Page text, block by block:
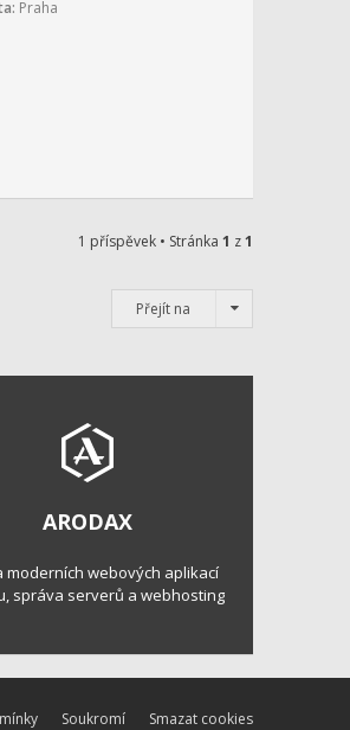
Praha
1 příspěvek • Stránka 1 z1
Přejít na
ARODAX
moderních webových aplikací
správa serverů a webhosting
Smazat cookies
Soukromí